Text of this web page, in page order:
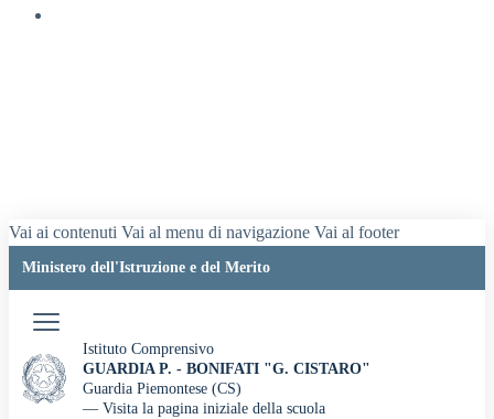
Vai ai contenuti Vai al menu di navigazione Vai al footer
Ministero dell'Istruzione e del Merito
Istituto Comprensivo
GUARDIA P. - BONIFATI "G. CISTARO"
Guardia Piemontese (CS)
— Visita la pagina iniziale della scuola